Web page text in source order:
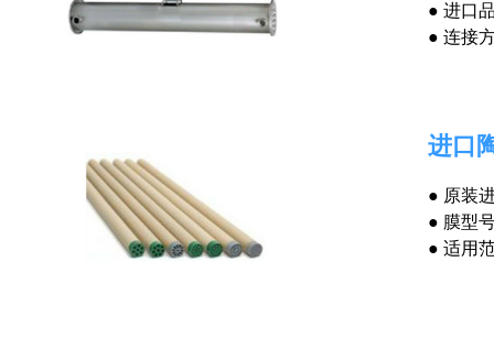
● 进口
● 连接
进口
● 原装
● 膜型
● 适用